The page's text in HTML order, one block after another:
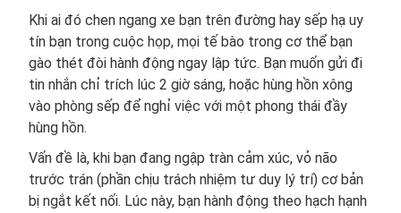
Khi ai đó chen ngang xe bạn trên đường hay sếp hạ uy
tín bạn trong cuộc họp, mọi tế bào trong cơ thể bạn
gào thét đòi hành động ngay lập tức. Bạn muốn gửi đi
tin nhắn chỉ trích lúc 2 giờ sáng, hoặc hùng hồn xông
vào phòng sếp để nghỉ việc với một phong thái đầy
hùng hồn.
Vấn đề là, khi bạn đang ngập tràn cảm xúc, vỏ não
trước trán (phần chịu trách nhiệm tư duy lý trí) cơ bản
bị ngắt kết nối. Lúc này, bạn hành động theo hạch hạnh